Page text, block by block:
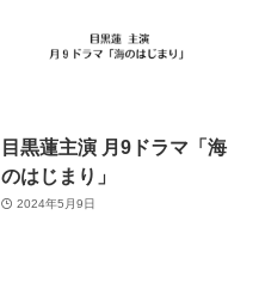
目黒蓮主演 月9ドラマ「海
のはじまり」
2024年5月9日